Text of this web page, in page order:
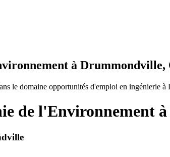
à Drummondville,
le domaine opportunités d'emploi en ingénierie
de l'Environnement